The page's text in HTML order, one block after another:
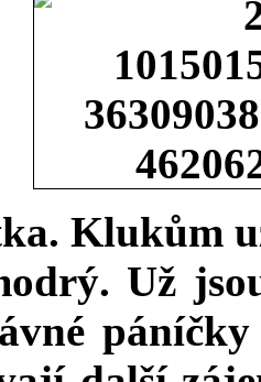
Klukům
Už